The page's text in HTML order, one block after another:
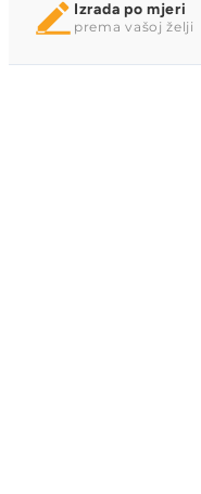
Izrada po mjeri
prema vašoj želji